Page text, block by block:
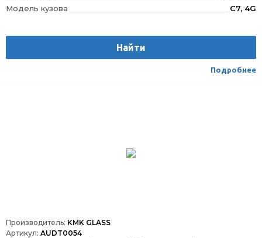
Модель кузова
C7, 4G
VIN окно
VIN
Найти
Подробнее
Производитель: KMK GLASS
Артикул: AUDT0054